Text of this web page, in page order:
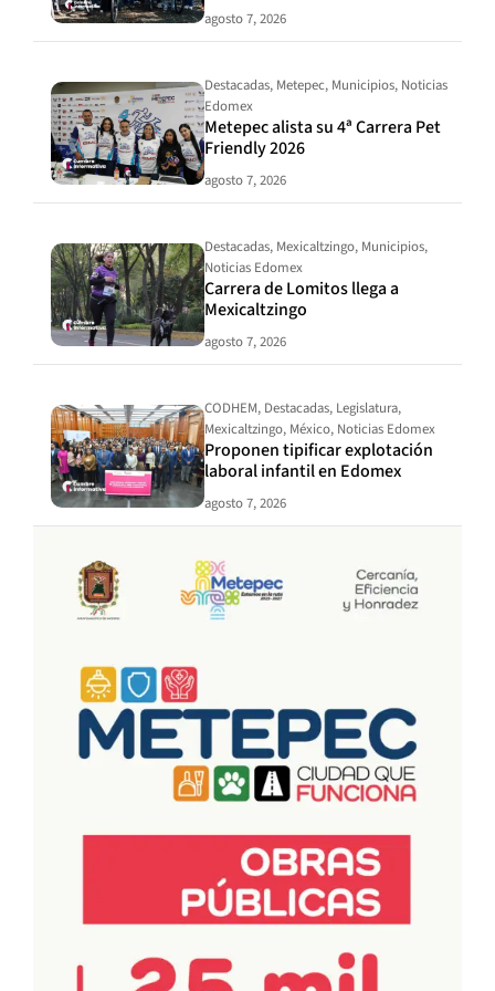
agosto 7, 2026
Destacadas, Metepec, Municipios, Noticias
Edomex
Metepec alista su 4ª Carrera Pet
Friendly 2026
agosto 7, 2026
Destacadas, Mexicaltzingo, Municipios,
Noticias Edomex
Carrera de Lomitos llega a
Mexicaltzingo
agosto 7, 2026
CODHEM, Destacadas, Legislatura,
Mexicaltzingo, México, Noticias Edomex
Proponen tipificar explotación
laboral infantil en Edomex
agosto 7, 2026